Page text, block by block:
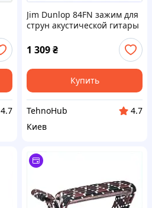
4.7
Jim Dunlop 84FN зажим для
струн акустической гитары
1 309₴
Купить
TehnoHub
4.7
Киев